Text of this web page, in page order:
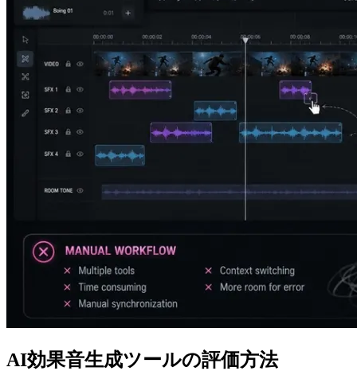
AI効果音生成ツールの評価方法